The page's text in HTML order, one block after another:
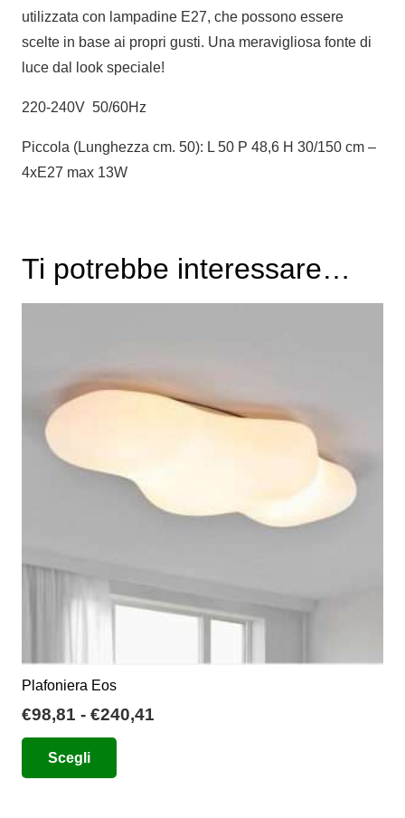
utilizzata con lampadine E27, che possono essere
scelte in base ai propri gusti. Una meravigliosa fonte di
luce dal look speciale!
220-240V 50/60Hz
Piccola (Lunghezza cm. 50): L 50 P 48,6 H 30/150 cm –
4xE27 max 13W
Ti potrebbe interessare…
Plafoniera Eos
€98,81 - €240,41
Scegli